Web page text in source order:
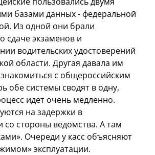
базами данных - федеральной
Из одной они брали
сдаче экзаменов и
водительских удостоверений
области. Другая давала им
с общероссийским
обе системы сводят в одну,
идет очень медленно.
на задержки в
со стороны ведомства. А там
Очереди у касс объясняют
эксплуатации.